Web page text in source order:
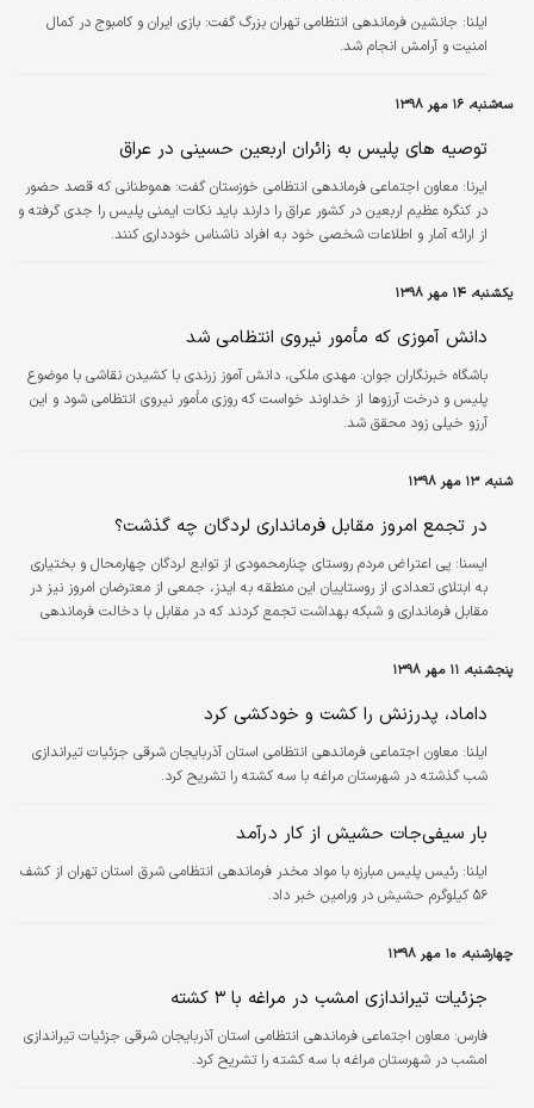
ایلنا: جانشین فرماندهی انتظامی تهران بزرگ گفت: بازی ایران و کامبوج در کمال
امنیت و آرامش انجام شد.
سه‌شنبه، ۱۶ مهر ۱۳۹۸
توصیه های پلیس به زائران اربعین حسینی در عراق
ایرنا: معاون اجتماعی فرماندهی انتظامی خوزستان گفت: هموطنانی که قصد حضور
در کنگره عظیم اربعین در کشور عراق را دارند باید نکات ایمنی پلیس را جدی گرفته و
از ارائه آمار و اطلاعات شخصی خود به افراد ناشناس خودداری کنند.
یکشنبه، ۱۴ مهر ۱۳۹۸
دانش آموزی که مأمور نیروی انتظامی شد
باشگاه خبرنگاران جوان: مهدی ملکی، دانش آموز زرندی با کشیدن نقاشی با موضوع
پلیس و درخت آرزو‌ها از خداوند خواست که روزی مأمور نیروی انتظامی شود و این
آرزو خیلی زود محقق شد.
شنبه، ۱۳ مهر ۱۳۹۸
در تجمع امروز مقابل فرمانداری لردگان چه گذشت؟
ايسنا: پی اعتراض مردم روستای چنارمحمودی از توابع لردگان چهارمحال و بختیاری
به ابتلای تعدادی از روستاییان این منطقه به ایدز، جمعی از معترضان امروز نیز در
مقابل فرمانداری و شبکه بهداشت تجمع کردند که در مقابل با دخالت فرماندهی
پنجشنبه، ۱۱ مهر ۱۳۹۸
داماد، پدرزنش را کشت و خودکشی کرد
ایلنا: معاون اجتماعی فرماندهی انتظامی استان آذربایجان شرقی جزئیات تیراندازی
شب گذشته در شهرستان مراغه با سه کشته را تشریح کرد.
بار سیفی‌جات حشیش از کار درآمد
ایلنا: رئیس پلیس مبارزه با مواد مخدر فرماندهی انتظامی شرق استان تهران از کشف
۵۶ کیلوگرم حشیش در ورامین خبر داد.
چهارشنبه، ۱۰ مهر ۱۳۹۸
جزئیات تیراندازی امشب در مراغه با ۳ کشته
فارس: معاون اجتماعی فرماندهی انتظامی استان آذربایجان شرقی جزئیات تیراندازی
امشب در شهرستان مراغه با سه کشته را تشریح کرد.